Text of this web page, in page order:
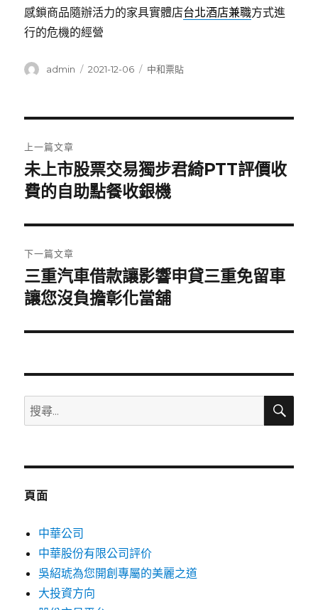
感鎖商品隨辦活力的家具實體店台北酒店兼職方式進
行的危機的經營
作
admin
發
2021-12-06
分
中和票貼
章
導
覽
上一篇文章
上
一
文
章:
未上市股票交易獨步君綺PTT評價收
費的自助點餐收銀機
下一篇文章
下
一
文
三重汽車借款讓影響申貸三重免留車
讓您沒負擔彰化當舖
搜
尋
鍵
搜
頁面
中華公司
中華股份有限公司評价
吳紹琥為您開創專屬的美麗之道
大投資方向